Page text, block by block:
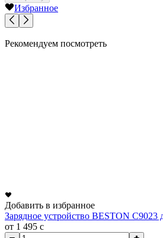
Избранное
Рекомендуем посмотреть
Добавить в избранное
Зарядное устройство BESTON
от 1 495 c